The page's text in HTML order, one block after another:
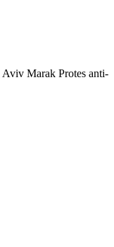
Aviv Marak Protes anti-